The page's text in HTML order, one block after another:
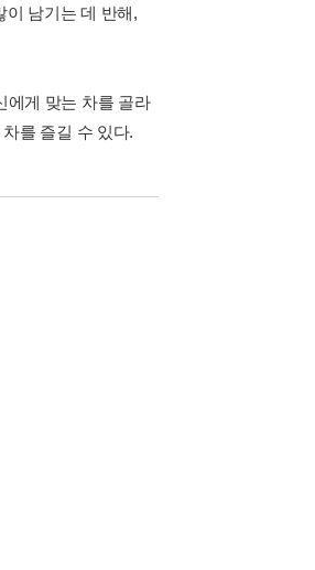
이 남기는 데 반해,
에게 맞는 차를 골라
를 즐길 수 있다.